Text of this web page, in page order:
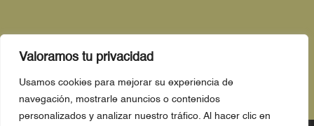
Valoramos tu privacidad
Usamos cookies para mejorar su experiencia de
navegación, mostrarle anuncios o contenidos
personalizados y analizar nuestro tráfico. Al hacer clic en